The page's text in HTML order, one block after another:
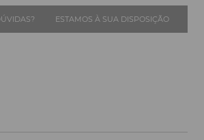
ESTAMOS À SUA DISPOSIÇÃO